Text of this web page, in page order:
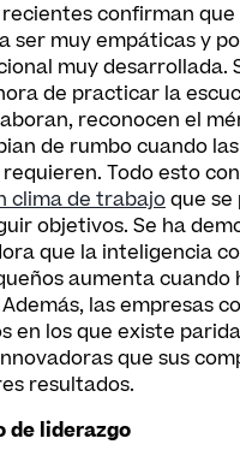
confirman que
ser muy empáticas y
muy desarrollada.
de practicar la
reconocen el
de rumbo cuando las
Todo esto
clima de trabajoque se
objetivos. Se ha
que la inteligencia
aumenta cuando
las empresas
en los que existe
que sus
resultados.
de liderazgo